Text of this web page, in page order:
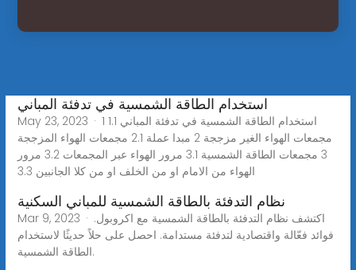
استخدام الطاقة الشمسية في تدفئة المباني
May 23, 2023 · 1 استخدام الطاقة الشمسية في تدفئة المباني 1.1
مجمعات الهواء الغير مزججة 2 مبدا عملة 2.1 مجمعات الهواء المزججة
3 مجمعات الطاقة الشمسية 3.1 مرور الهواء عبر المجمعات 3.2 مرور
الهواء من الامام او من الخلف او من كلا الجانبين 3.3
نظام التدفئة بالطاقة الشمسية للمباني السكنية
Mar 9, 2023 · اكتشف نظام التدفئة بالطاقة الشمسية مع اكروبول.
فوائد فعّالة واقتصادية لتدفئة مستدامة. احصل على حلاً حديثًا لاستخدام
الطاقة الشمسية.